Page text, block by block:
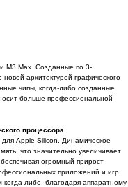
M3 Max. Созданные по 3-
архитектурой графического
чипы, когда-либо созданные
больше профессиональной
процессора
Apple Silicon. Динамическое
что значительно увеличивает
огромный прирост
приложений и игр.
либо, благодаря аппаратному